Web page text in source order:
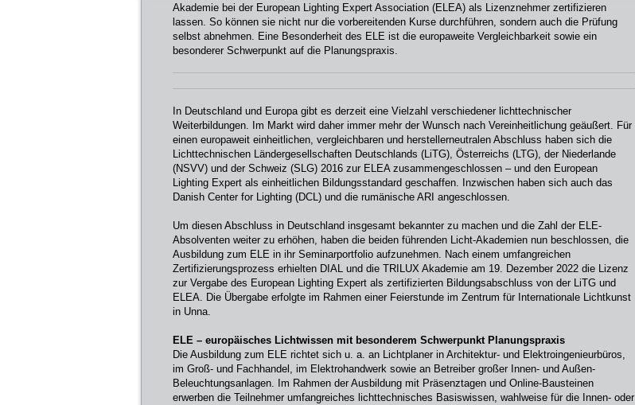
Akademie bei der European Lighting Expert Association (ELEA) als Lizenznehmer zertifizieren
lassen. So können sie nicht nur die vorbereitenden Kurse durchführen, sondern auch die Prüfung
selbst abnehmen. Eine Besonderheit des ELE ist die europaweite Vergleichbarkeit sowie ein
besonderer Schwerpunkt auf die Planungspraxis.
In Deutschland und Europa gibt es derzeit eine Vielzahl verschiedener lichttechnischer
Weiterbildungen. Im Markt wird daher immer mehr der Wunsch nach Vereinheitlichung geäußert. Für
einen europaweit einheitlichen, vergleichbaren und herstellerneutralen Abschluss haben sich die
Lichttechnischen Ländergesellschaften Deutschlands (LiTG), Österreichs (LTG), der Niederlande
(NSVV) und der Schweiz (SLG) 2016 zur ELEA zusammengeschlossen – und den European
Lighting Expert als einheitlichen Bildungsstandard geschaffen. Inzwischen haben sich auch das
Danish Center for Lighting (DCL) und die rumänische ARI angeschlossen.
Um diesen Abschluss in Deutschland insgesamt bekannter zu machen und die Zahl der ELE-
Absolventen weiter zu erhöhen, haben die beiden führenden Licht-Akademien nun beschlossen, die
Ausbildung zum ELE in ihr Seminarportfolio aufzunehmen. Nach einem umfangreichen
Zertifizierungsprozess erhielten DIAL und die TRILUX Akademie am 19. Dezember 2022 die Lizenz
zur Vergabe des European Lighting Expert als zertifizierten Bildungsabschluss von der LiTG und
ELEA. Die Übergabe erfolgte im Rahmen einer Feierstunde im Zentrum für Internationale Lichtkunst
in Unna.
ELE – europäisches Lichtwissen mit besonderem Schwerpunkt Planungspraxis
Die Ausbildung zum ELE richtet sich u. a. an Lichtplaner in Architektur- und Elektroingenieurbüros,
im Groß- und Fachhandel, im Elektrohandwerk sowie an Betreiber großer Innen- und Außen-
Beleuchtungsanlagen. Im Rahmen der Ausbildung mit Präsenztagen und Online-Bausteinen
erwerben die Teilnehmer umfangreiches lichttechnisches Basiswissen, wahlweise für die Innen- oder